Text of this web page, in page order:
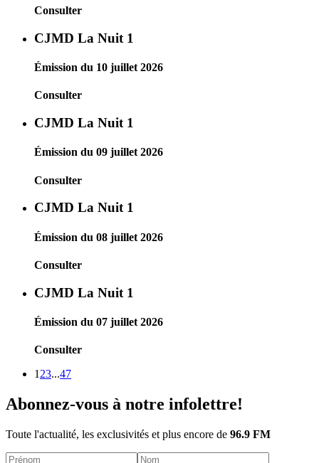
Consulter
CJMD La Nuit 1
Émission du 10 juillet 2026
Consulter
CJMD La Nuit 1
Émission du 09 juillet 2026
Consulter
CJMD La Nuit 1
Émission du 08 juillet 2026
Consulter
CJMD La Nuit 1
Émission du 07 juillet 2026
Consulter
1 23...47
Abonnez-vous à notre infolettre!
Toute l'actualité, les exclusivités et plus encore de 96.9 FM